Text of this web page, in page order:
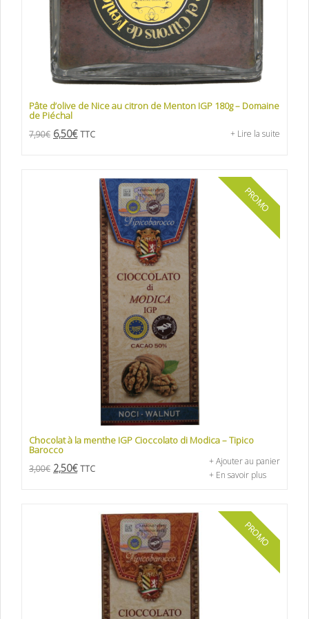
Pâte d’olive de Nice au citron de Menton IGP 180g – Domaine
de Piéchal
7,90€ 6,50€ TTC + Lire la suite
PROMO
Chocolat à la menthe IGP Cioccolato di Modica – Tipico
Barocco
3,00€ 2,50€ TTC
+ Ajouter au panier
+ En savoir plus
PROMO